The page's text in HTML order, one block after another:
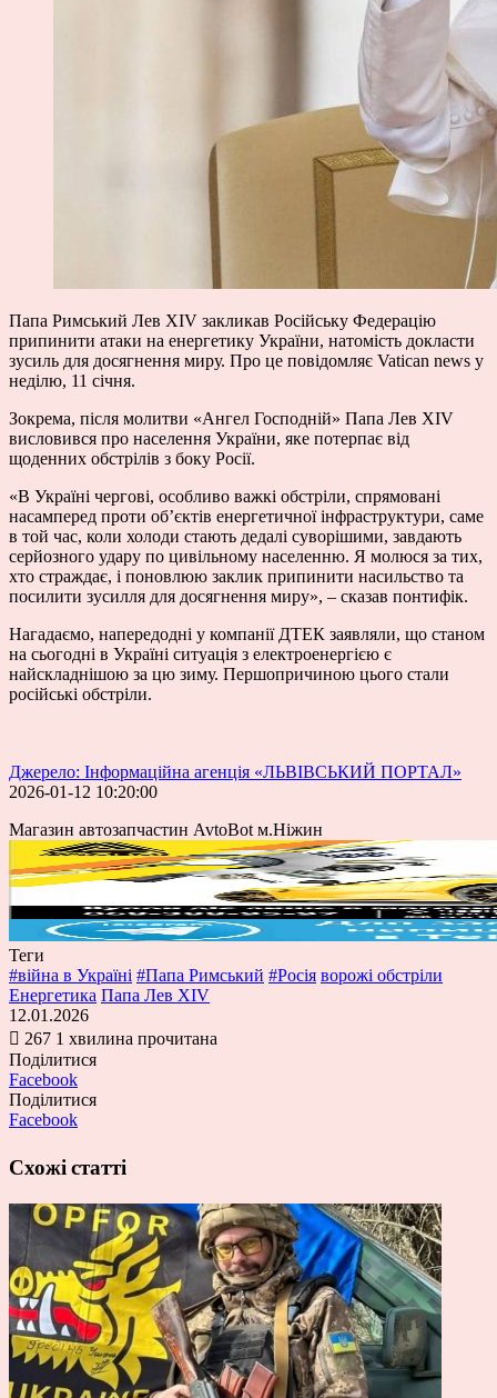
Папа Римський Лев XIV закликав Російську Федерацію
припинити атаки на енергетику України, натомість докласти
зусиль для досягнення миру. Про це повідомляє Vatican news у
неділю, 11 січня.
Зокрема, після молитви «Ангел Господній» Папа Лев XIV
висловився про населення України, яке потерпає від
щоденних обстрілів з боку Росії.
«В Україні чергові, особливо важкі обстріли, спрямовані
насамперед проти об’єктів енергетичної інфраструктури, саме
в той час, коли холоди стають дедалі суворішими, завдають
серйозного удару по цивільному населенню. Я молюся за тих,
хто страждає, і поновлюю заклик припинити насильство та
посилити зусилля для досягнення миру», – сказав понтифік.
Нагадаємо, напередодні у компанії ДТЕК заявляли, що станом
на сьогодні в Україні ситуація з електроенергією є
найскладнішою за цю зиму. Першопричиною цього стали
російські обстріли.
Джерело: Інформаційна агенція «ЛЬВІВСЬКИЙ ПОРТАЛ»
2026-01-12 10:20:00
Магазин автозапчастин AvtoBot м.Ніжин
Теги
#війна в Україні #Папа Римський #Росія ворожі обстріли
Енергетика Папа Лев XIV
12.01.2026
267 1 хвилина прочитана
Поділитися
Facebook
Поділитися
Facebook
Схожі статті